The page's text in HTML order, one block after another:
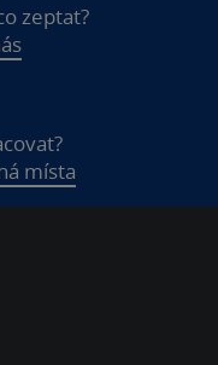
zeptat?
místa